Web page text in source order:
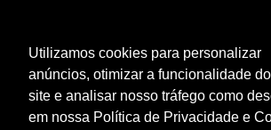
Utilizamos cookies para personalizar
anúncios, otimizar a funcionalidade
site e analisar nosso tráfego como
em nossa Política de Privacidade e
NOTÍCIAS